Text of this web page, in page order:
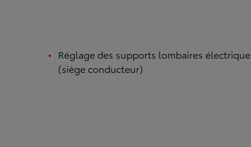
Réglage des supports lombaires électrique
(siège conducteur)